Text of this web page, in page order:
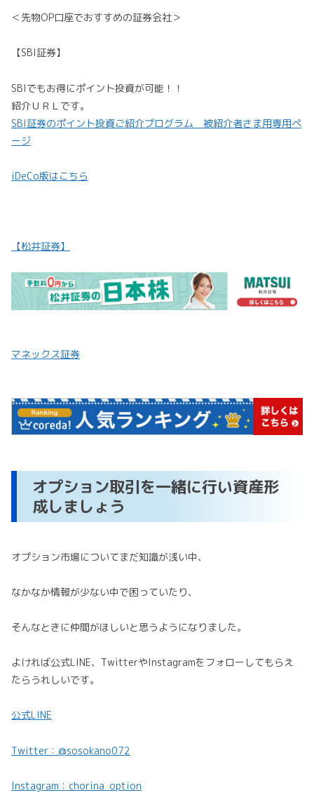
＜先物OP口座でおすすめの証券会社＞
【SBI証券】
SBIでもお得にポイント投資が可能！！
紹介ＵＲＬです。
SBI証券のポイント投資ご紹介プログラム 被紹介者さま用専用ペ
ージ
iDeCo版はこちら
【松井証券】
マネックス証券
オプション取引を一緒に行い資産形
成しましょう
オプション市場についてまだ知識が浅い中、
なかなか情報が少ない中で困っていたり、
そんなときに仲間がほしいと思うようになりました。
よければ公式LINE、TwitterやInstagramをフォローしてもらえ
たらうれしいです。
公式LINE
Twitter：@sosokano072
Instagram：chorina_option